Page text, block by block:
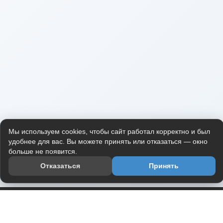
Мы используем cookies, чтобы сайт работал корректно и был
удобнее для вас. Вы можете принять или отказаться — окно
больше не появится.
Отказаться
Принять